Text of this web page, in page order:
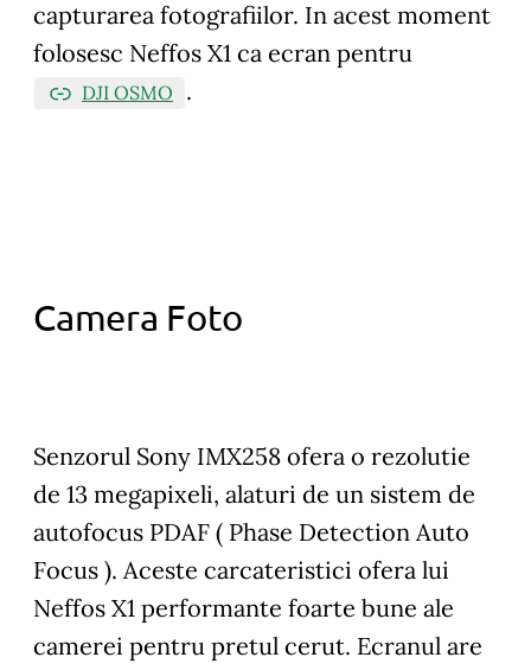
capturarea fotografiilor. In acest moment
folosesc Neffos X1 ca ecran pentru
DJI OSMO .
Camera Foto
Senzorul Sony IMX258 ofera o rezolutie
de 13 megapixeli, alaturi de un sistem de
autofocus PDAF ( Phase Detection Auto
Focus ). Aceste carcateristici ofera lui
Neffos X1 performante foarte bune ale
camerei pentru pretul cerut. Ecranul are